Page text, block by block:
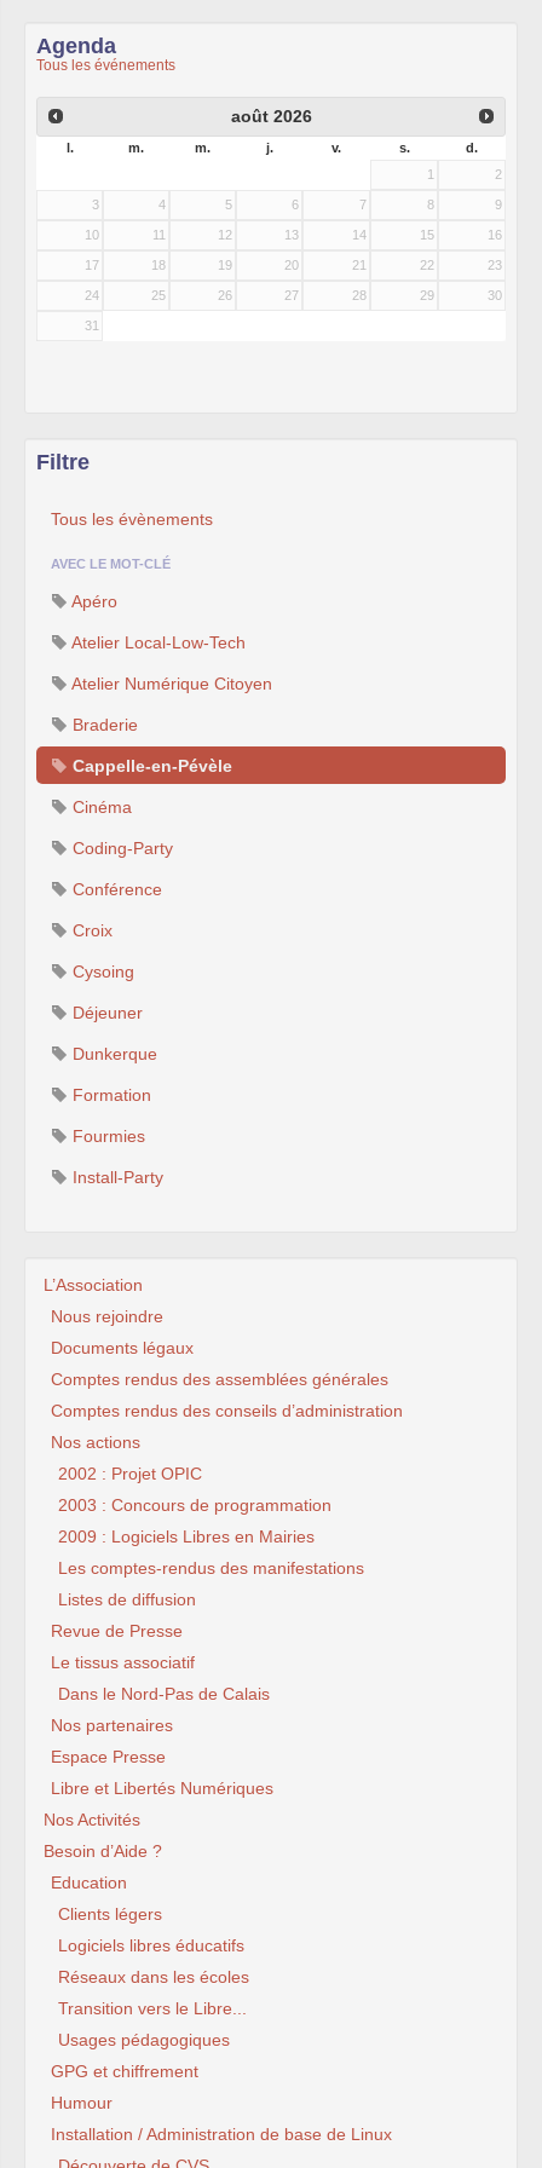
Agenda
Tous les événements
août 2026
l. m. m. j. v. s.
d.
1
2
3 4 5 6 7 8 9
10 11 12 13 14 15 16
17 18 19 20 21 22 23
24 25 26 27 28 29 30
31
Filtre
Tous les évènements
AVEC LE MOT-CLÉ
Apéro
Atelier Local-Low-Tech
Atelier Numérique Citoyen
Braderie
Cappelle-en-Pévèle
Cinéma
Coding-Party
Conférence
Croix
Cysoing
Déjeuner
Dunkerque
Formation
Fourmies
Install-Party
L’Association
Nous rejoindre
Documents légaux
Comptes rendus des assemblées générales
Comptes rendus des conseils d’administration
Nos actions
2002 : Projet OPIC
2003 : Concours de programmation
2009 : Logiciels Libres en Mairies
Les comptes-rendus des manifestations
Listes de diffusion
Revue de Presse
Le tissus associatif
Dans le Nord-Pas de Calais
Nos partenaires
Espace Presse
Libre et Libertés Numériques
Nos Activités
Besoin d’Aide ?
Education
Clients légers
Logiciels libres éducatifs
Réseaux dans les écoles
Transition vers le Libre...
Usages pédagogiques
GPG et chiffrement
Humour
Installation / Administration de base de Linux